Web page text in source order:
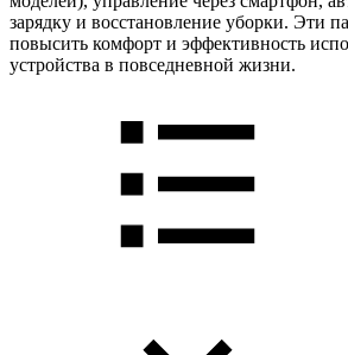
зарядку и восстановление уборки. Эти
повысить комфорт и эффективность
устройства в повседневной жизни.